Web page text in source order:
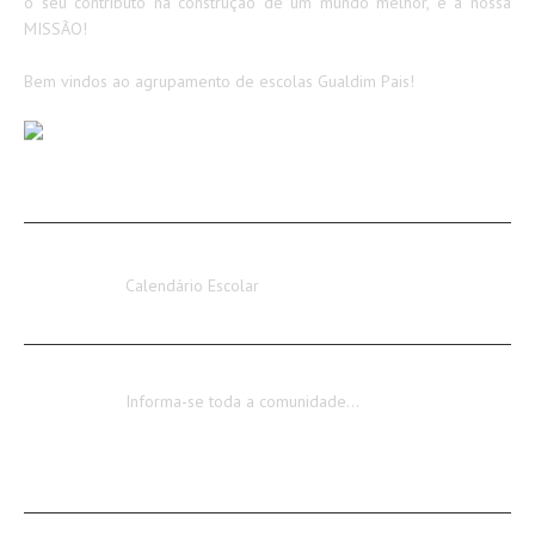
MISSÃO!
Bem vindos ao agrupamento de escolas Gualdim Pais!
Calendário Escolar
Informa-se toda a comunidade…